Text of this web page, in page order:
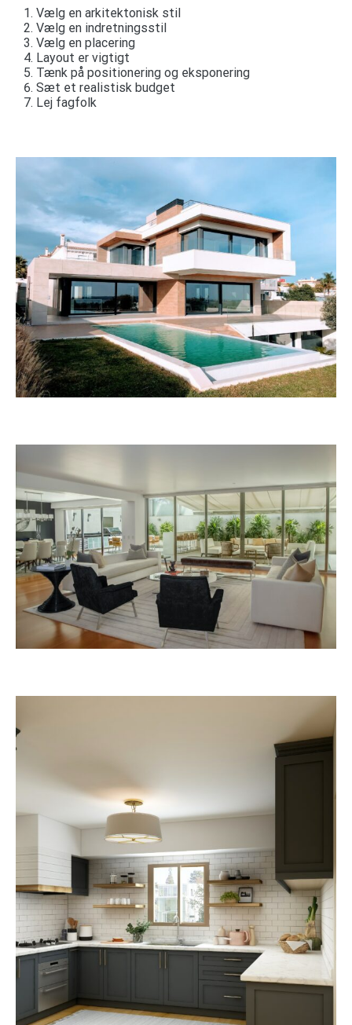
Vælg en arkitektonisk stil
Vælg en indretningsstil
Vælg en placering
Layout er vigtigt
Tænk på positionering og eksponering
Sæt et realistisk budget
Lej fagfolk